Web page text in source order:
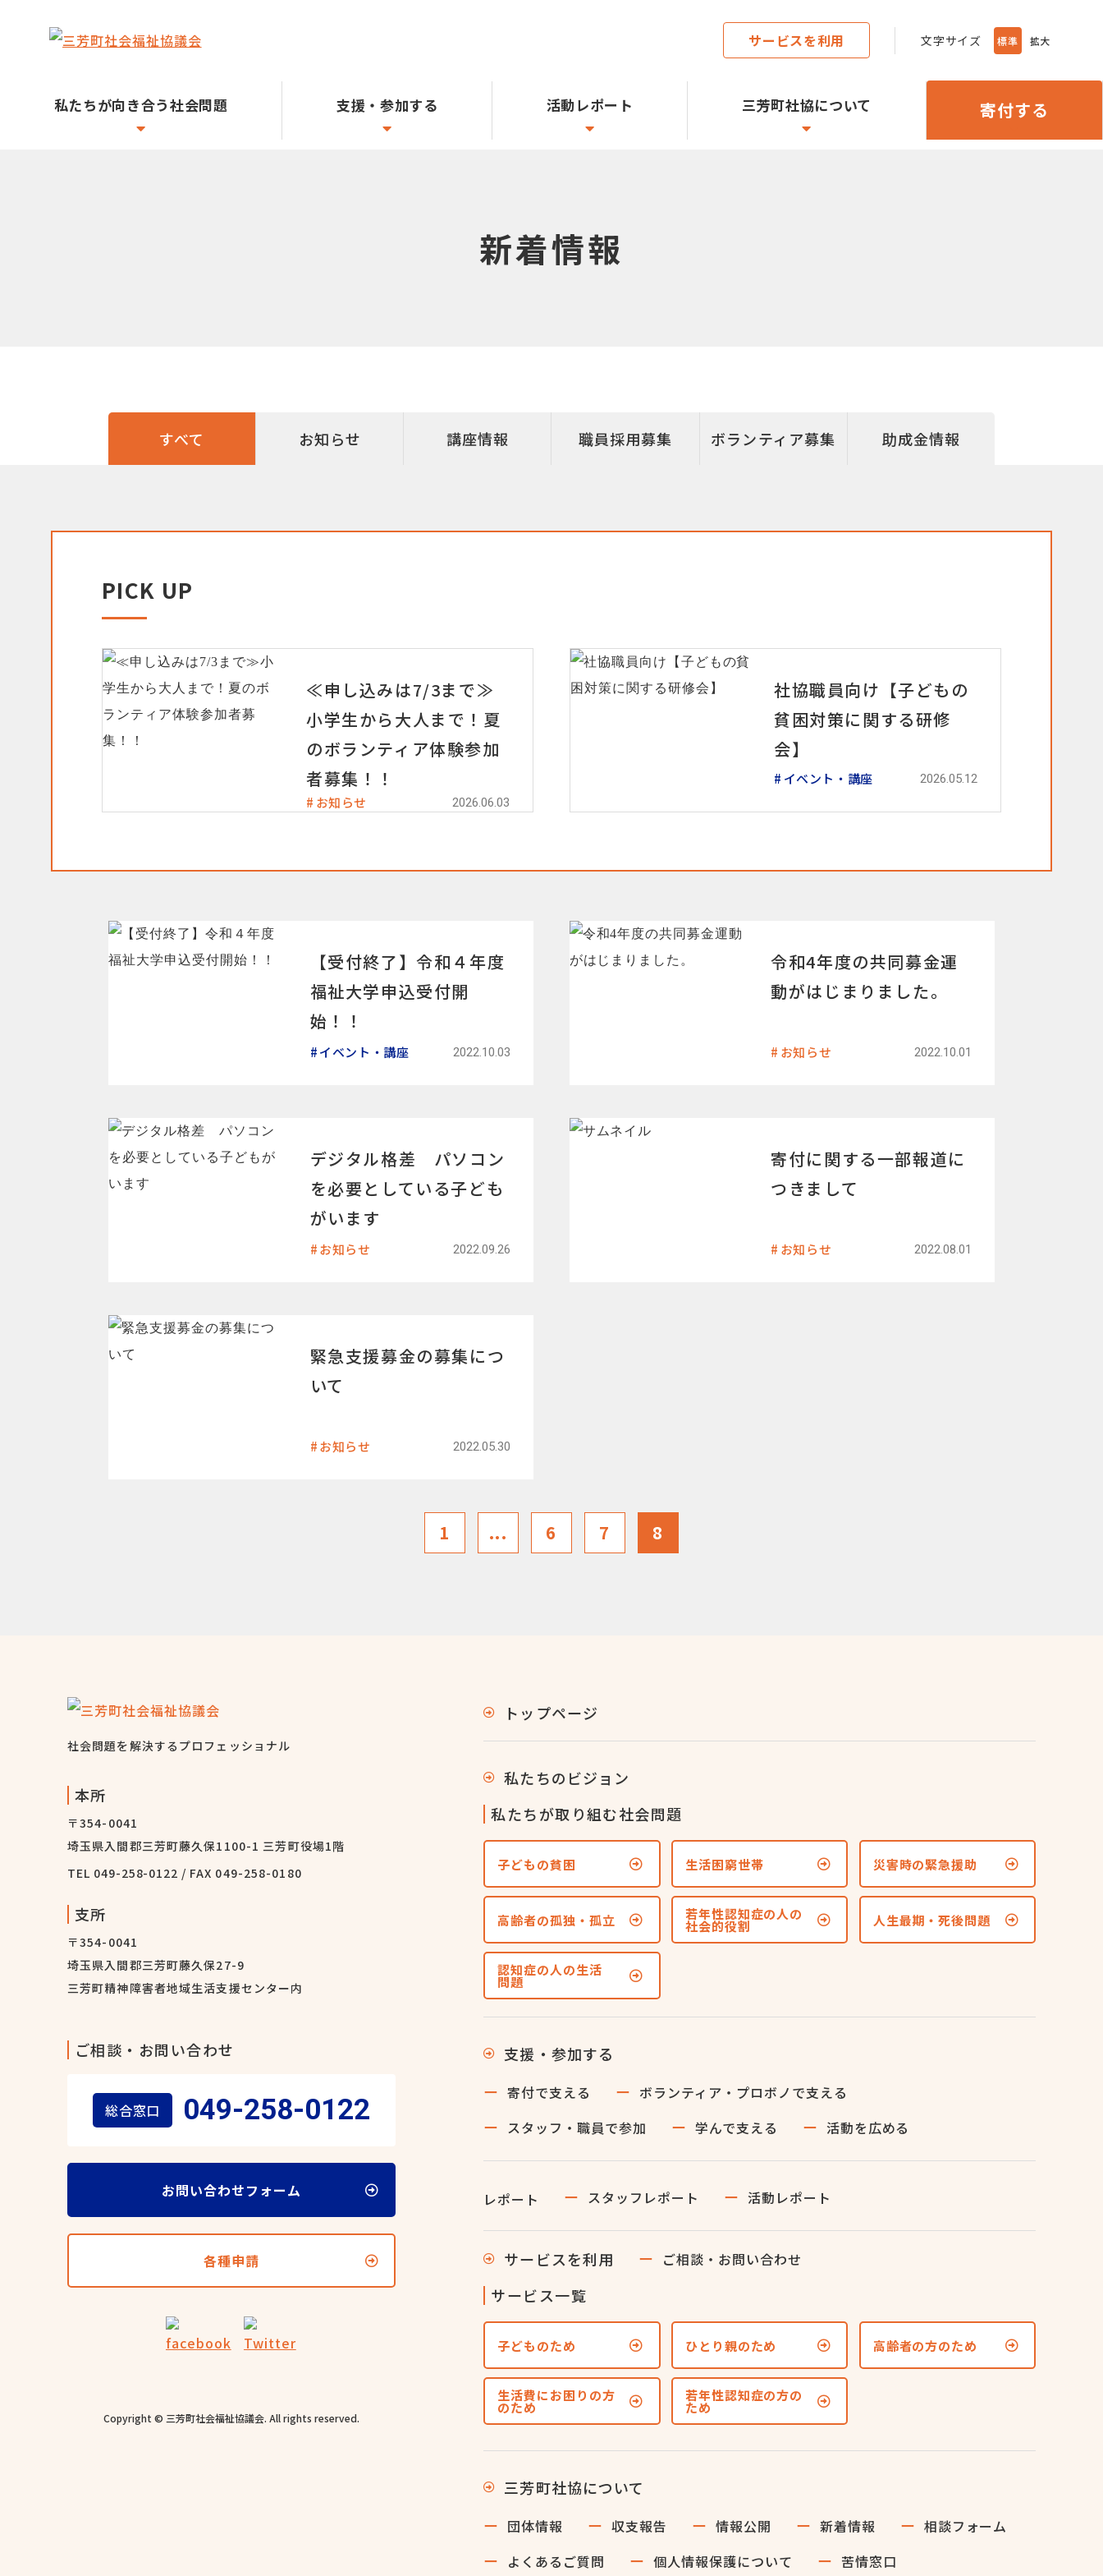
サービスを利用 文字サイズ 標準 拡大
私たちが向き合う社会問題 支援・参加する 活動レポート 三芳町社協について 寄付する
新着情報
すべて お知らせ 講座情報 職員採用募集 ボランティア募集 助成金情報
PICK UP
≪申し込みは7/3まで≫
小学生から大人まで！夏
のボランティア体験参加
者募集！！
お知らせ 2026.06.03
社協職員向け【子どもの
貧困対策に関する研修
会】
イベント・講座 2026.05.12
【受付終了】令和４年度
福祉大学申込受付開
始！！
イベント・講座 2022.10.03
令和4年度の共同募金運
動がはじまりました。
お知らせ 2022.10.01
デジタル格差 パソコン
を必要としている子ども
がいます
お知らせ 2022.09.26
寄付に関する一部報道に
つきまして
お知らせ 2022.08.01
緊急支援募金の募集につ
いて
お知らせ 2022.05.30
1 ... 6 7 8
社会問題を解決するプロフェッショナル
本所
〒354-0041
埼玉県入間郡三芳町藤久保1100-1 三芳町役場1階
TEL 049-258-0122 / FAX 049-258-0180
支所
〒354-0041
埼玉県入間郡三芳町藤久保27-9
三芳町精神障害者地域生活支援センター内
ご相談・お問い合わせ
総合窓口 049-258-0122
お問い合わせフォーム
各種申請
Copyright © 三芳町社会福祉協議会. All rights reserved.
トップページ
私たちのビジョン
私たちが取り組む社会問題
子どもの貧困 生活困窮世帯 災害時の緊急援助
高齢者の孤独・孤立 若年性認知症の人の
社会的役割 人生最期・死後問題
認知症の人の生活
問題
支援・参加する
寄付で支える
ボランティア・プロボノで支える
スタッフ・職員で参加
学んで支える 活動を広める
レポート スタッフレポート 活動レポート
サービスを利用 ご相談・お問い合わせ
サービス一覧
子どものため ひとり親のため 高齢者の方のため
生活費にお困りの方
のため
若年性認知症の方の
ため
三芳町社協について
団体情報 収支報告 情報公開 新着情報
相談フォーム
よくあるご質問
個人情報保護について 苦情窓口